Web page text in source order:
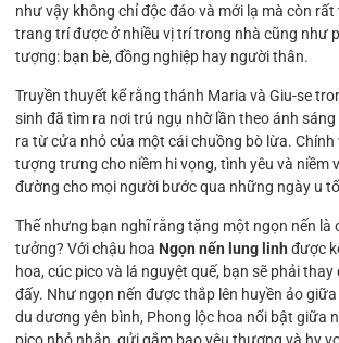
như vậy không chỉ độc đáo và mới lạ mà còn
trang trí được ở nhiều vị trí trong nhà cũng như
tượng: bạn bè, đồng nghiệp hay người thân.
Truyền thuyết kể rằng thánh Maria và Giu-se
sinh đã tìm ra nơi trú ngụ nhờ lần theo ánh
ra từ cửa nhỏ của một cái chuồng bò lừa. Chính
tượng trưng cho niềm hi vọng, tình yêu và niềm
đường cho mọi người bước qua những ngày u
Thế nhưng bạn nghĩ rằng tặng một ngọn nến là
tưởng? Với chậu hoa Ngọn nến lung linh được
hoa, cúc pico và lá nguyệt quế, bạn sẽ phải
đấy. Như ngọn nến được thắp lên huyền ảo
du dương yên bình, Phong lộc hoa nổi bật giữa